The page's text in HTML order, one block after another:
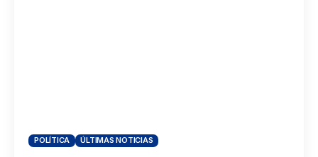
POLÍTICA ÚLTIMAS NOTICIAS